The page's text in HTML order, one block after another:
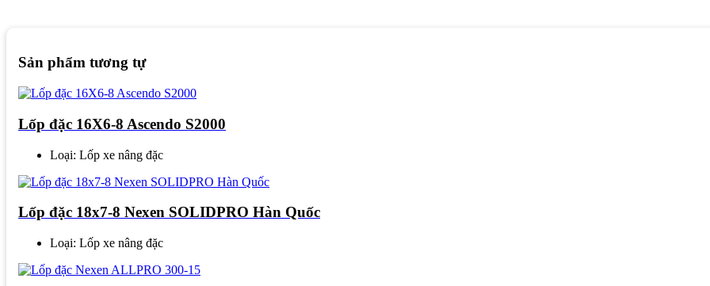
Sản phẩm tương tự
Lốp đặc 16X6-8 Ascendo S2000
Loại: Lốp xe nâng đặc
Lốp đặc 18x7-8 Nexen SOLIDPRO Hàn Quốc
Loại: Lốp xe nâng đặc